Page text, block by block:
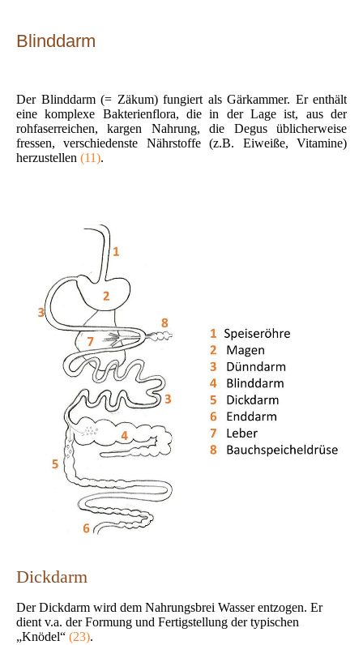
Blinddarm
Der Blinddarm (= Zäkum) fungiert als Gärkammer. Er enthält
eine komplexe Bakterienflora, die in der Lage ist, aus der
rohfaserreichen, kargen Nahrung, die Degus üblicherweise
fressen, verschiedenste Nährstoffe (z.B. Eiweiße, Vitamine)
herzustellen (11).
Dickdarm
Der Dickdarm wird dem Nahrungsbrei Wasser entzogen. Er
dient v.a. der Formung und Fertigstellung der typischen
„Knödel“ (23).